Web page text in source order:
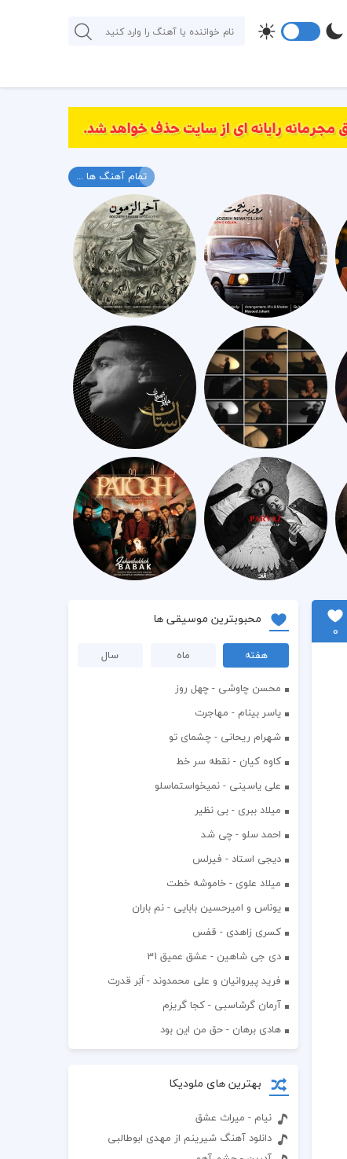
تمام آهنگ ها ...
0
محبوبترین موسیقی ها
هفته ماه
سال
محسن چاوشی - چهل روز
یاسر بینام - مهاجرت
شهرام ریحانی - چشمای تو
کاوه کیان - نقطه سر خط
علی یاسینی - نمیخواستماسلو
میلاد ببری - بی نظیر
احمد سلو - چی شد
دیجی استاد - فیرلس
میلاد علوی - خاموشه خطت
یوناس و امیرحسین بابایی - نم باران
کسری زاهدی - قفس
دی جی شاهین - عشق عمیق 31
فرید پیروانیان و علی محمدوند - اَبَر قدرت
آرمان گرشاسبی - کجا گریزم
هادی برهان - حق من این بود
بهترین های ملودیکا
نیام - میراث عشق
دانلود آهنگ شیرینم از مهدی ابوطالبی